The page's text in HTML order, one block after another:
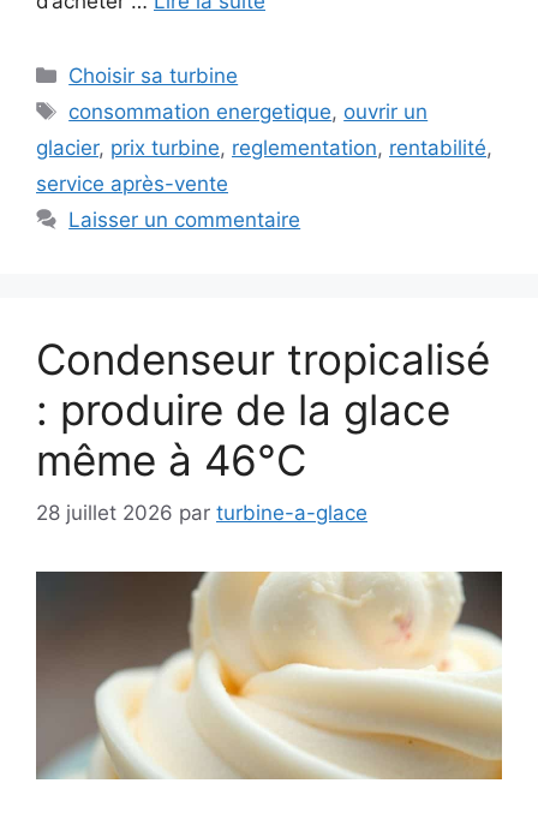
Catégories
Choisir sa turbine
Étiquettes
consommation energetique, ouvrir un
glacier, prix turbine, reglementation, rentabilité,
service après-vente
Laisser un commentaire
Condenseur tropicalisé
: produire de la glace
même à 46°C
28 juillet 2026 par turbine-a-glace